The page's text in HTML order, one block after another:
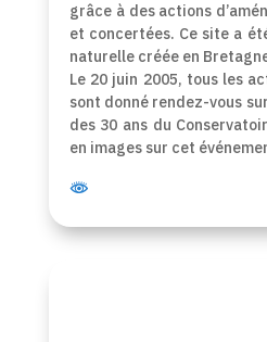
grâce à des actions
et concertées. Ce site a
naturelle créée en
Le 20 juin 2005, tous les
sont donné rendez-vous
des 30 ans du
en images sur cet